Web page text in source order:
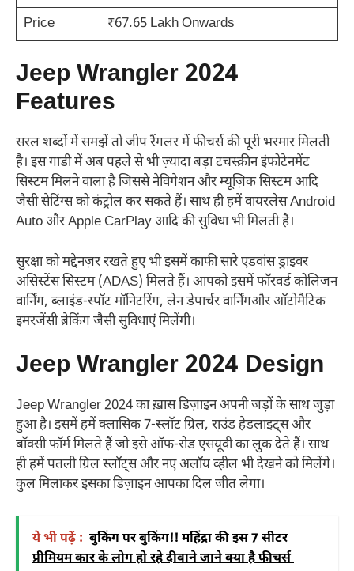
Price
₹67.65 Lakh Onwards
Jeep Wrangler 2024
Features
सरल शब्दों में समझें तो जीप रैंगलर में फीचर्स की पूरी भरमार मिलती
है। इस गाडी में अब पहले से भी ज़्यादा बड़ा टचस्क्रीन इंफोटेनमेंट
सिस्टम मिलने वाला है जिससे नेविगेशन और म्यूज़िक सिस्टम आदि
जैसी सेटिंग्स को कंट्रोल कर सकते हैं। साथ ही हमें वायरलेस Android
Auto और Apple CarPlay आदि की सुविधा भी मिलती है।
सुरक्षा को मद्देनज़र रखते हुए भी इसमें काफी सारे एडवांस ड्राइवर
असिस्टेंस सिस्टम (ADAS) मिलते हैं। आपको इसमें फॉरवर्ड कोलिजन
वार्निंग, ब्लाइंड-स्पॉट मॉनिटरिंग, लेन डेपार्चर वार्निंगऔर ऑटोमैटिक
इमरजेंसी ब्रेकिंग जैसी सुविधाएं मिलेंगी।
Jeep Wrangler 2024 Design
Jeep Wrangler 2024 का ख़ास डिज़ाइन अपनी जड़ों के साथ जुड़ा
हुआ है। इसमें हमें क्लासिक 7-स्लॉट ग्रिल, राउंड हेडलाइट्स और
बॉक्सी फॉर्म मिलते हैं जो इसे ऑफ-रोड एसयूवी का लुक देते हैं। साथ
ही हमें पतली ग्रिल स्लॉट्स और नए अलॉय व्हील भी देखने को मिलेंगे।
कुल मिलाकर इसका डिज़ाइन आपका दिल जीत लेगा।
ये भी पढ़ें : बुकिंग पर बुकिंग!! महिंद्रा की इस 7 सीटर
प्रीमियम कार के लोग हो रहे दीवाने जाने क्या है फीचर्स